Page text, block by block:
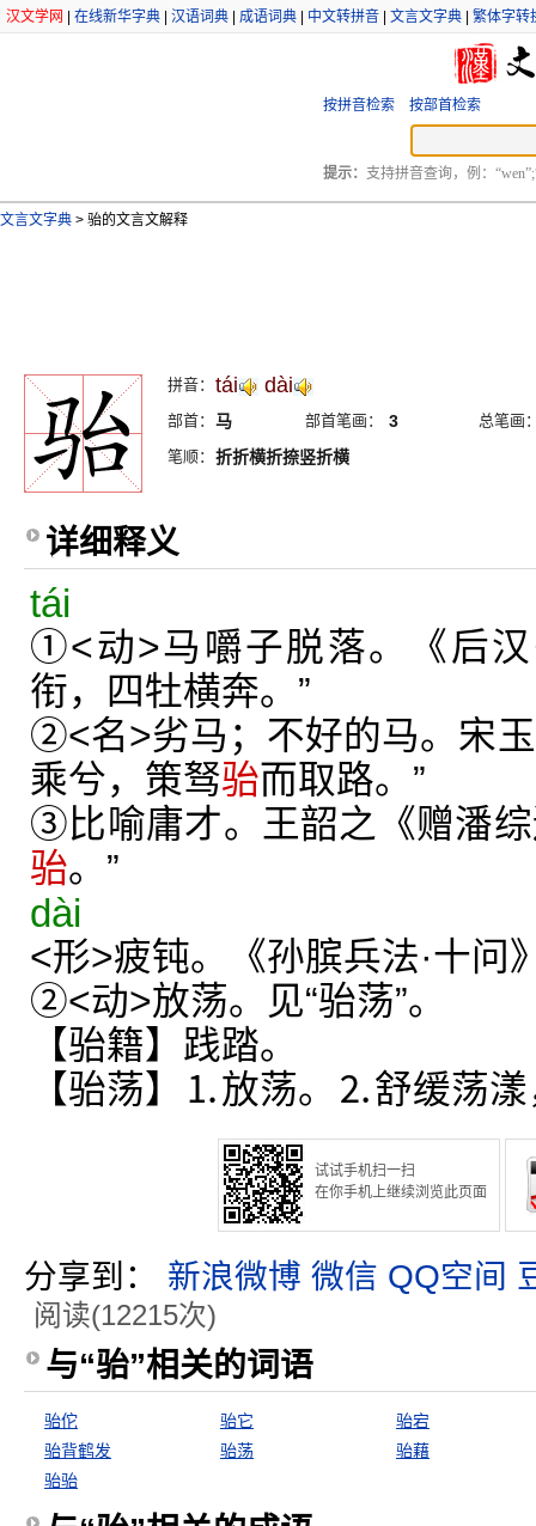
汉文学网 在线新华字典 汉语词典 成语词典 中文转拼音 文言文字典 繁体字转
按拼音检索 按部首检索
提示： 支持拼音查询，例：
文言文字典 > 骀的文言文解释
拼音： tái dài
部首： 马 部首笔画： 3
总笔画
笔顺： 折折横折捺竖折横
详细释义
tái
①<动>马嚼子脱落。《后汉
衔，四牡横奔。”
②<名>劣马；不好的马。宋
乘兮，策驽骀而取路。”
③比喻庸才。王韶之《赠潘
骀。”
dài
<形>疲钝。《孙膑兵法·十问
②<动>放荡。见“骀荡”。
【骀籍】践踏。
【骀荡】⒈放荡。⒉舒缓荡
试试手机扫一扫
在你手机上继续浏览此页面
分享到： 新浪微博 微信 QQ空间
阅读(12215次)
与“骀”相关的词语
骀佗 骀它
骀宕
骀背鹤发
骀荡
骀藉
骀骀